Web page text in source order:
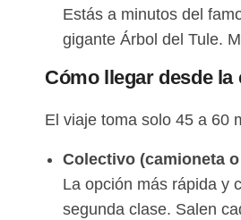
Estás a minutos del
gigante Árbol del Tule.
Cómo llegar desde la
El viaje toma solo 45 a 60
Colectivo (camioneta
La opción más rápida y
segunda clase. Salen